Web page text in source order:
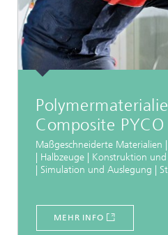
Composite PYCO
Maßgeschneiderte Materialien
| Halbzeuge | Konstruktion
| Simulation und Auslegung |
MEHR INFO